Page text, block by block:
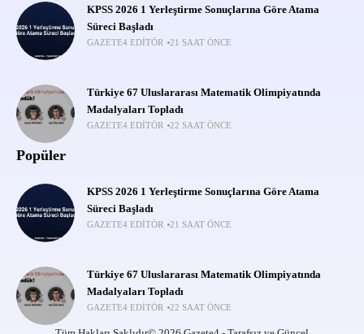
KPSS 2026 1 Yerleştirme Sonuçlarına Göre Atama
Süreci Başladı
GAZETE4 EDITÖR 21 SAAT ÖNCE
Türkiye 67 Uluslararası Matematik Olimpiyatında
Madalyaları Topladı
GAZETE4 EDITÖR 22 SAAT ÖNCE
Popüler
KPSS 2026 1 Yerleştirme Sonuçlarına Göre Atama
Süreci Başladı
GAZETE4 EDITÖR 21 SAAT ÖNCE
Türkiye 67 Uluslararası Matematik Olimpiyatında
Madalyaları Topladı
GAZETE4 EDITÖR 22 SAAT ÖNCE